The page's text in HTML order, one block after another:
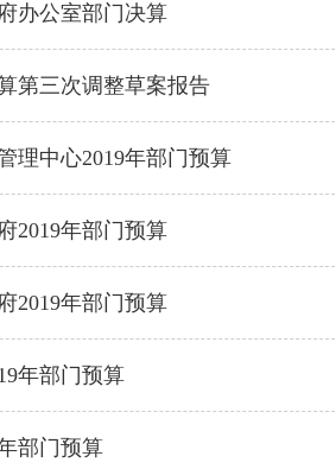
办公室部门决算
第三次调整草案报告
理中心2019年部门预算
2019年部门预算
2019年部门预算
年部门预算
部门预算